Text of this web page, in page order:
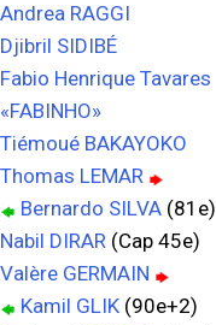
Andrea RAGGI
Djibril SIDIBÉ
Fabio Henrique Tavares
«FABINHO»
Tiémoué BAKAYOKO
Thomas LEMAR
Bernardo SILVA (81e)
Nabil DIRAR (Cap 45e)
Valère GERMAIN
Kamil GLIK (90e+2)